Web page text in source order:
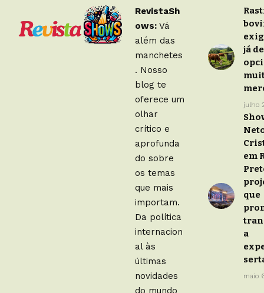
RevistaSh
ows:Vá
além das
manchetes
. Nosso
blog te
oferece um
olhar
crítico e
aprofunda
do sobre
os temas
que mais
importam.
Da política
internacion
al às
últimas
novidades
do mundo
já
julho
em
que
a
maio